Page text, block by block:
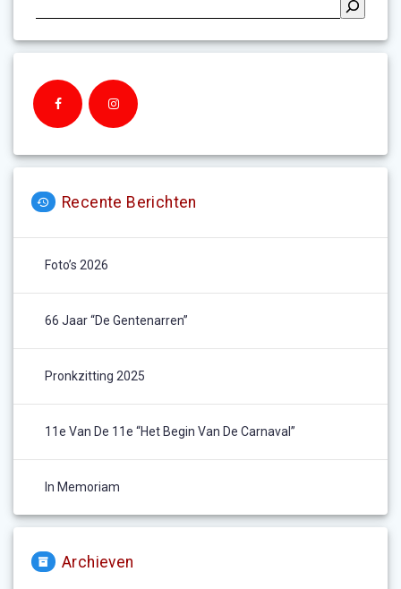
Recente Berichten
Foto’s 2026
66 Jaar “De Gentenarren”
Pronkzitting 2025
11e Van De 11e “het Begin Van De Carnaval”
In Memoriam
Archieven